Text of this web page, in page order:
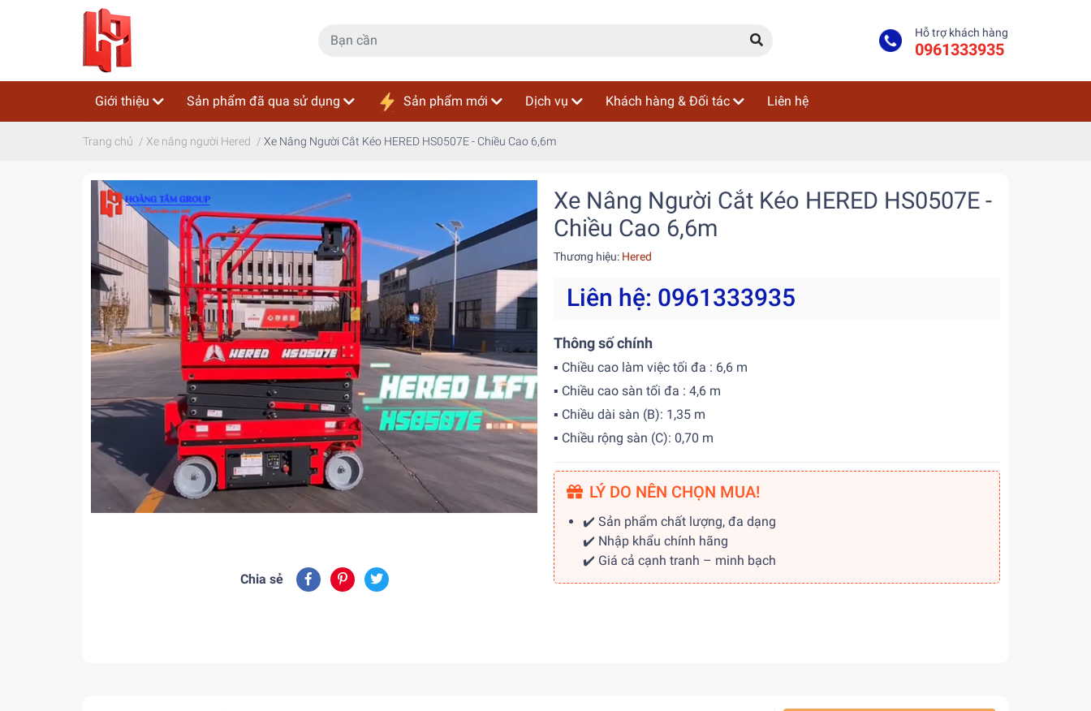
Hỗ trợ khách hàng
0961333935
Giới thiệu Sản phẩm đã qua sử dụng Sản phẩm mới Dịch vụ Khách hàng & Đối tác Liên hệ
Trang chủ / Xe nâng người Hered / Xe Nâng Người Cắt Kéo HERED HS0507E - Chiều Cao 6,6m
Chia sẻ
Xe Nâng Người Cắt Kéo HERED HS0507E -
Chiều Cao 6,6m
Thương hiệu: Hered
Liên hệ: 0961333935
Thông số chính
▪ Chiều cao làm việc tối đa : 6,6 m
▪ Chiều cao sàn tối đa : 4,6 m
▪ Chiều dài sàn (B): 1,35 m
▪ Chiều rộng sàn (C): 0,70 m
LÝ DO NÊN CHỌN MUA!
✔️ Sản phẩm chất lượng, đa dạng
✔️ Nhập khẩu chính hãng
✔️ Giá cả cạnh tranh – minh bạch